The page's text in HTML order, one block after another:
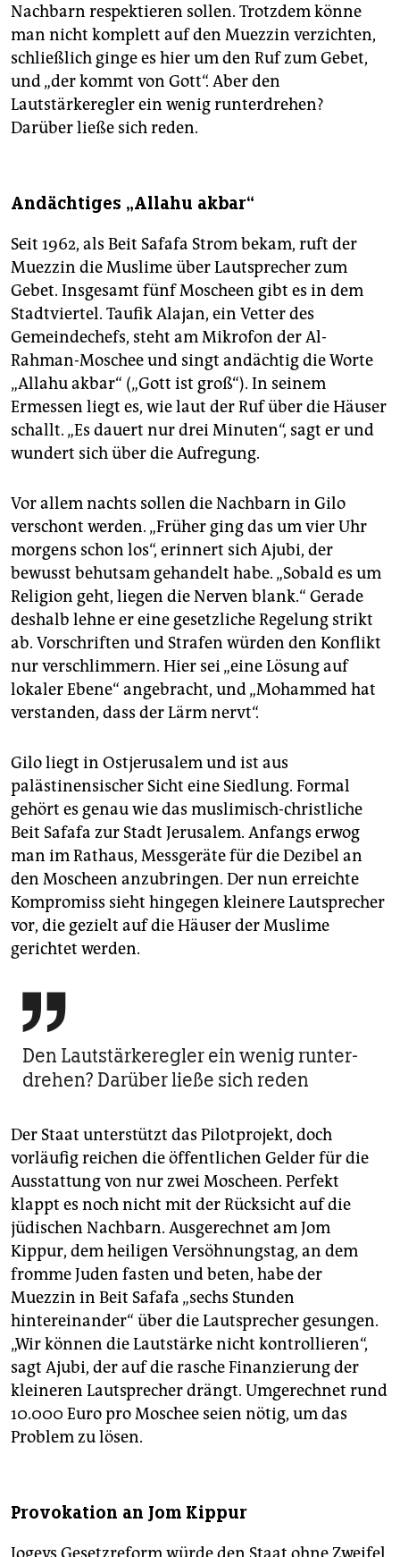
Nachbarn respektieren sollen. Trotzdem könne
man nicht komplett auf den Muezzin verzichten,
schließlich ginge es hier um den Ruf zum Gebet,
und „der kommt von Gott“. Aber den
Lautstärkeregler ein wenig runterdrehen?
Darüber ließe sich reden.
Andächtiges „Allahu akbar“
Seit 1962, als Beit Safafa Strom bekam, ruft der
Muezzin die Muslime über Lautsprecher zum
Gebet. Insgesamt fünf Moscheen gibt es in dem
Stadtviertel. Taufik Alajan, ein Vetter des
Gemeindechefs, steht am Mikrofon der Al-
Rahman-Moschee und singt andächtig die Worte
„Allahu akbar“ („Gott ist groß“). In seinem
Ermessen liegt es, wie laut der Ruf über die Häuser
schallt. „Es dauert nur drei Minuten“, sagt er und
wundert sich über die Aufregung.
Vor allem nachts sollen die Nachbarn in Gilo
verschont werden. „Früher ging das um vier Uhr
morgens schon los“, erinnert sich Ajubi, der
bewusst behutsam gehandelt habe. „Sobald es um
Religion geht, liegen die Nerven blank.“ Gerade
deshalb lehne er eine gesetzliche Regelung strikt
ab. Vorschriften und Strafen würden den Konflikt
nur verschlimmern. Hier sei „eine Lösung auf
lokaler Ebene“ angebracht, und „Mohammed hat
verstanden, dass der Lärm nervt“.
Gilo liegt in Ostjerusalem und ist aus
palästinensischer Sicht eine Siedlung. Formal
gehört es genau wie das muslimisch-christliche
Beit Safafa zur Stadt Jerusalem. Anfangs erwog
man im Rathaus, Messgeräte für die Dezibel an
den Moscheen anzubringen. Der nun erreichte
Kompromiss sieht hingegen kleinere Lautsprecher
vor, die gezielt auf die Häuser der Muslime
gerichtet werden.

Den Lautstärkeregler ein wenig runter­
drehen? Darüber ließe sich reden
Der Staat unterstützt das Pilotprojekt, doch
vorläufig reichen die öffentlichen Gelder für die
Ausstattung von nur zwei Moscheen. Perfekt
klappt es noch nicht mit der Rücksicht auf die
jüdischen Nachbarn. Ausgerechnet am Jom
Kippur, dem heiligen Versöhnungstag, an dem
fromme Juden fasten und beten, habe der
Muezzin in Beit Safafa „sechs Stunden
hintereinander“ über die Lautsprecher gesungen.
„Wir können die Lautstärke nicht kontrollieren“,
sagt Ajubi, der auf die rasche Finanzierung der
kleineren Lautsprecher drängt. Umgerechnet rund
10.000 Euro pro Moschee seien nötig, um das
Problem zu lösen.
Provokation an Jom Kippur